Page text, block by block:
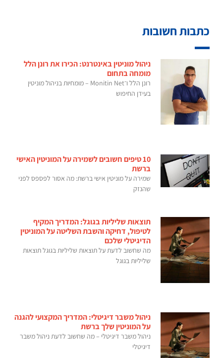
כתבות חשובות
ניהול מוניטין באינטרנט: הכירו את רונן הלל
מומחה בתחום
רונן הלל ו־Monitin Net – מומחיות בניהול מוניטין
בעידן החיפוש
10 טיפים חשובים לשמירה על המוניטין האישי
ברשת
שמירה על מוניטין אישי ברשת: מה אסור לפספס לפני
שהנזק
תוצאות שליליות בגוגל: המדריך המקיף
לטיפול, דחיקה והשבת השליטה על המוניטין
הדיגיטלי שלכם
מה שחשוב לדעת על תוצאות שליליות בגוגל תוצאות
שליליות בגוגל
ניהול משבר דיגיטלי: המדריך המקצועי להגנה
על המוניטין שלך ברשת
ניהול משבר דיגיטלי – מה שחשוב לדעת ניהול משבר
דיגיטלי